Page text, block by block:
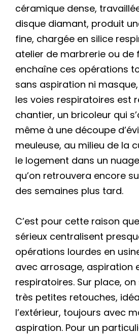
céramique dense,
disque diamant, produit
fine, chargée en silice
atelier de marbrerie ou de
enchaîne ces opérations
sans aspiration ni
les voies respiratoires est
chantier, un bricoleur qui
même à une découpe
meuleuse, au milieu de la
le logement dans un
qu’on retrouvera encore
des semaines plus tard.
C’est pour cette raison
sérieux centralisent
opérations lourdes en
avec arrosage, aspiration
respiratoires. Sur place,
très petites retouches,
l’extérieur, toujours avec
aspiration. Pour un